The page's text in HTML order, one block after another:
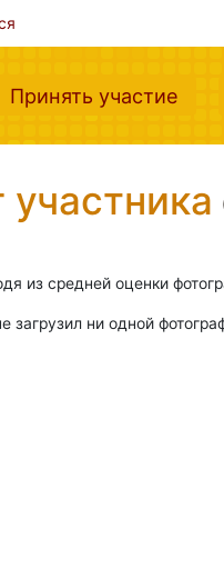
Принять участие
из средней оценки
загрузил ни одной